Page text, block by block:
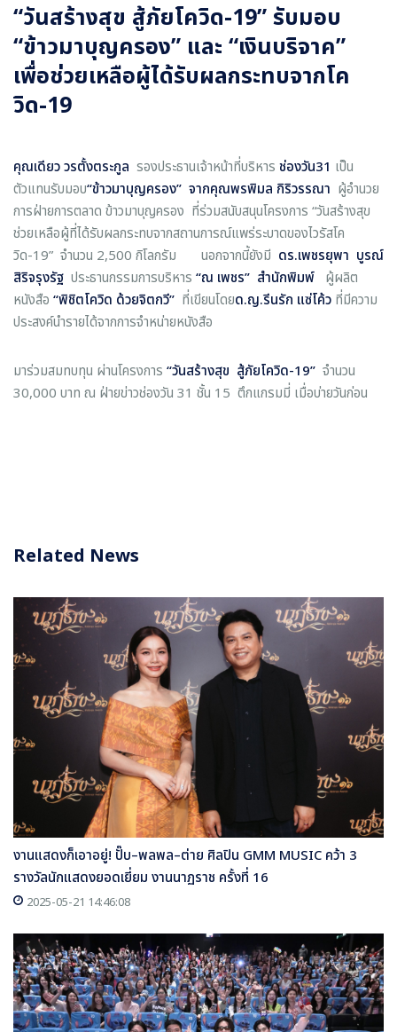
“วันสร้างสุข สู้ภัยโควิด-19” รับมอบ
“ข้าวมาบุญครอง” และ “เงินบริจาค”
เพื่อช่วยเหลือผู้ได้รับผลกระทบจากโค
วิด-19
คุณเดียว วรตั้งตระกูล รองประธานเจ้าหน้าที่บริหาร ช่องวัน31 เป็น
ตัวแทนรับมอบ“ข้าวมาบุญครอง” จากคุณพรพิมล กิริวรรณา ผู้อำนวย
การฝ่ายการตลาด ข้าวมาบุญครอง ที่ร่วมสนับสนุนโครงการ “วันสร้างสุข
ช่วยเหลือผู้ที่ได้รับผลกระทบจากสถานการณ์แพร่ระบาดของไวรัสโค
วิด-19” จำนวน 2,500 กิโลกรัม นอกจากนี้ยังมี ดร.เพชรยุพา บูรณ์
สิริจรุงรัฐ ประธานกรรมการบริหาร “ณ เพชร” สำนักพิมพ์ ผู้ผลิต
หนังสือ “พิชิตโควิด ด้วยจิตกวี” ที่เขียนโดยด.ญ.รีนรัก แซ่โค้ว ที่มีความ
ประสงค์นำรายได้จากการจำหน่ายหนังสือ
มาร่วมสมทบทุน ผ่านโครงการ “วันสร้างสุข สู้ภัยโควิด-19” จำนวน
30,000 บาท ณ ฝ่ายข่าวช่องวัน 31 ชั้น 15 ตึกแกรมมี่ เมื่อบ่ายวันก่อน
Related News
งานแสดงก็เอาอยู่! ปั๊บ–พลพล–ต่าย ศิลปิน GMM MUSIC คว้า 3
รางวัลนักแสดงยอดเยี่ยม งานนาฏราช ครั้งที่ 16
2025-05-21 14:46:08